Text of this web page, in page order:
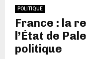
POLITIQUE
France : la
l’État de
politique